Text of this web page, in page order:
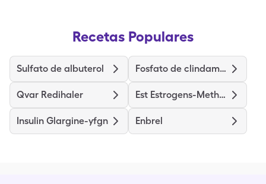
Recetas Populares
Sulfato de albuterol Fosfato de clindamicina
Qvar Redihaler Est Estrogens-Methyltest Hs
Insulin Glargine-yfgn Enbrel